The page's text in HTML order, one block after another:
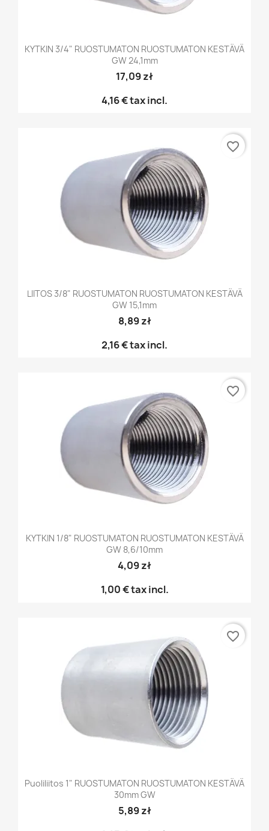
KYTKIN 3/4" RUOSTUMATON RUOSTUMATON KESTÄVÄ
GW 24,1mm
17,09 zł
4,16 €tax incl.
LIITOS 3/8" RUOSTUMATON RUOSTUMATON KESTÄVÄ
GW 15,1mm
8,89 zł
2,16 €tax incl.
favorite_border
KYTKIN 1/8" RUOSTUMATON RUOSTUMATON KESTÄVÄ
GW 8,6/10mm
4,09 zł
1,00 €tax incl.
favorite_border
Puoliliitos 1" RUOSTUMATON RUOSTUMATON KESTÄVÄ
30mm GW
5,89 zł
favorite_border